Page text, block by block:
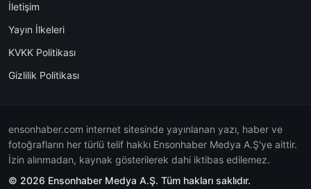
İletişim
Yayın İlkeleri
KVKK Politikası
Gizlilik Politikası
ensonhaber.com internet sitesinde yayınlanan yazı, haber ve
fotoğrafların her türlü telif hakkı Ensonhaber Medya A.Ş'ye aittir.
İzin alınmadan, kaynak gösterilerek dahi iktibas edilemez.
© 2026 Ensonhaber Medya A.Ş. Tüm hakları saklıdır.